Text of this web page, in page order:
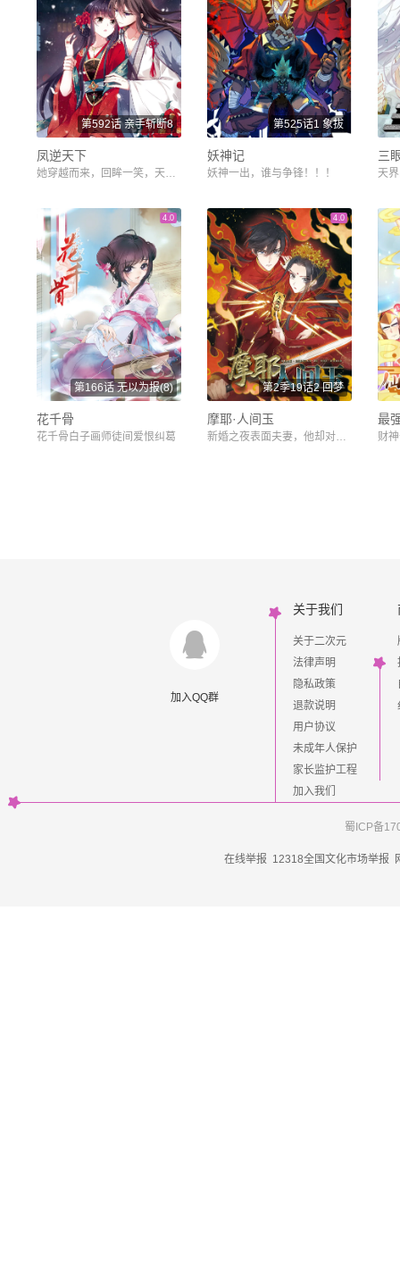
第592话 亲手斩断8
凤逆天下
她穿越而来，回眸一笑，天下风云乱！
第525话1 象拔
妖神记
妖神一出，谁与争锋！！！
三
第166话 无以为报(8)
4.0
花千骨
花千骨白子画师徒间爱恨纠葛
第2季19话2 回梦
4.0
摩耶·人间玉
新婚之夜表面夫妻，他却对她动了心
最
加入QQ群
关于我们
关于二次元
法律声明
隐私政策
退款说明
用户协议
未成年人保护
家长监护工程
加入我们
蜀ICP备
在线举报 12318全国文化市场举报